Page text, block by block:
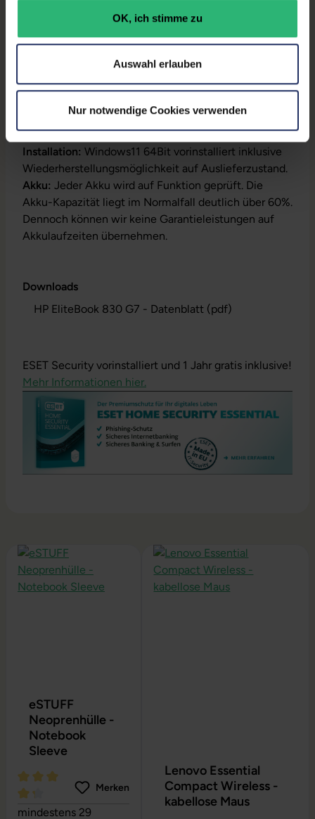
OK, ich stimme zu
Auswahl erlauben
Nur notwendige Cookies verwenden
Produktbeschreibung
Lieferumfang:Notebook, Netzteil, Akku,
dem Gehäuse oder die Lizenz ist bereits digital
hinterlegt)
Installation: Windows11 64Bit vorinstalliert inklusive
Wiederherstellungsmöglichkeit auf Auslieferzustand.
Akku: Jeder Akku wird auf Funktion geprüft. Die
Akku-Kapazität liegt im Normalfall deutlich über 60%.
Dennoch können wir keine Garantieleistungen auf
Akkulaufzeiten übernehmen.
Downloads
HP EliteBook 830 G7 - Datenblatt (pdf)
ESET Security vorinstalliert und 1 Jahr gratis inklusive!
Mehr Informationen hier.
Produktgalerie überspringen
eSTUFF
Neoprenhülle -
Notebook
Sleeve
Durchschnittliche Bewertung von 4.24 von 5 Sternen
Merken
mindestens 29
Lenovo Essential
Compact Wireless -
kabellose Maus